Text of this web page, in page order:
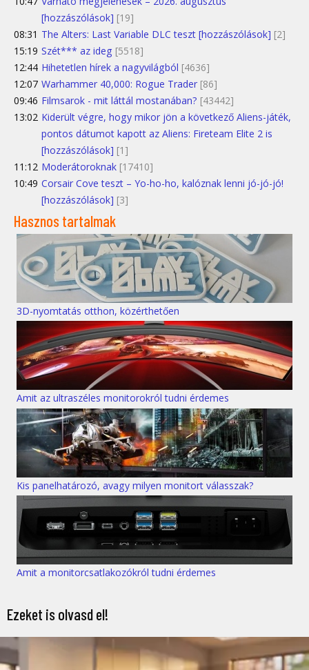
[hozzászólások] [19]
08:31 The Alters: Last Variable DLC teszt [hozzászólások] [2]
15:19 Szét*** az ideg [5518]
12:44 Hihetetlen hírek a nagyvilágból [4636]
12:07 Warhammer 40,000: Rogue Trader [86]
09:46 Filmsarok - mit láttál mostanában? [43442]
13:02 Kiderült végre, hogy mikor jön a következő Aliens-játék,
pontos dátumot kapott az Aliens: Fireteam Elite 2 is
[hozzászólások] [1]
11:12 Moderátoroknak [17410]
10:49 Corsair Cove teszt – Yo-ho-ho, kalóznak lenni jó-jó-jó!
[hozzászólások] [3]
Hasznos tartalmak
3D-nyomtatás otthon, közérthetően
Amit az ultraszéles monitorokról tudni érdemes
Kis panelhatározó, avagy milyen monitort válasszak?
Amit a monitorcsatlakozókról tudni érdemes
Ezeket is olvasd el!